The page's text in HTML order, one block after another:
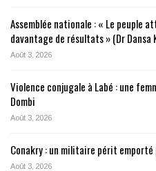
Assemblée nationale : « Le peuple
davantage de résultats » (Dr Dansa
Août 3, 2026
Violence conjugale à Labé : une
Dombi
Août 3, 2026
Conakry : un militaire périt emporté
Août 3, 2026